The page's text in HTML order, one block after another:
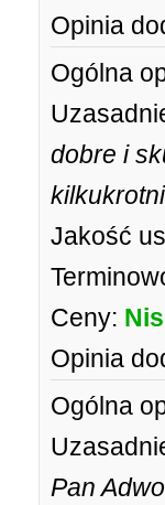
Opinia
Ogólna
dobre i
Jakość
Ceny:
Opinia
Ogólna
Pan